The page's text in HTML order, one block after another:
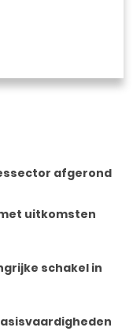
afgerond
uitkomsten
schakel in